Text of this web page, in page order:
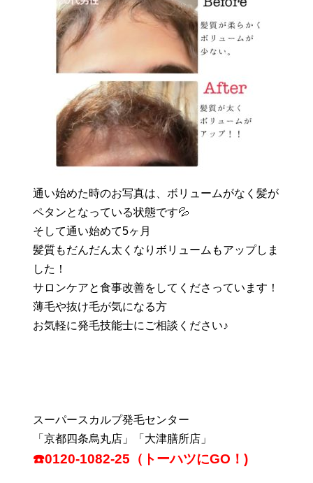
通い始めた時のお写真は、ボリュームがなく髪が
ペタンとなっている状態です💦
そして通い始めて5ヶ月
髪質もだんだん太くなりボリュームもアップしま
した！
サロンケアと食事改善をしてくださっています！
薄毛や抜け毛が気になる方
お気軽に発毛技能士にご相談ください♪
スーパースカルプ発毛センター
「京都四条烏丸店」「大津膳所店」
☎️0120-1082-25（トーハツにGO！)